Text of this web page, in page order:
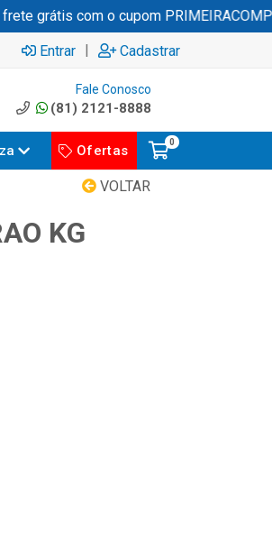
grátis com o cupom PRIMEIRACOMPRA
Entrar | Cadastrar
Fale Conosco
(81) 2121-8888
Ofertas
0
VOLTAR
KG